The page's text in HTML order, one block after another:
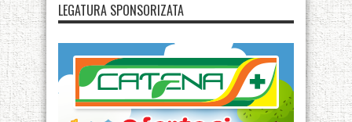
LEGATURA SPONSORIZATA